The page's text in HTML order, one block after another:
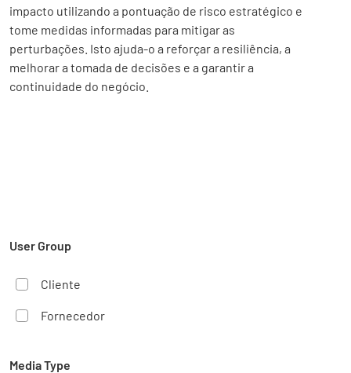
impacto utilizando a pontuação de risco estratégico e
tome medidas informadas para mitigar as
perturbações. Isto ajuda-o a reforçar a resiliência, a
melhorar a tomada de decisões e a garantir a
continuidade do negócio.
User Group
Cliente
Fornecedor
Media Type